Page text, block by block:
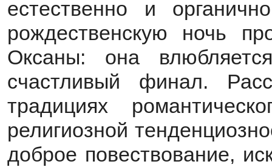
естественно и
рождественскую ночь
Оксаны: она
счастливый финал.
традициях
религиозной
доброе повествование,